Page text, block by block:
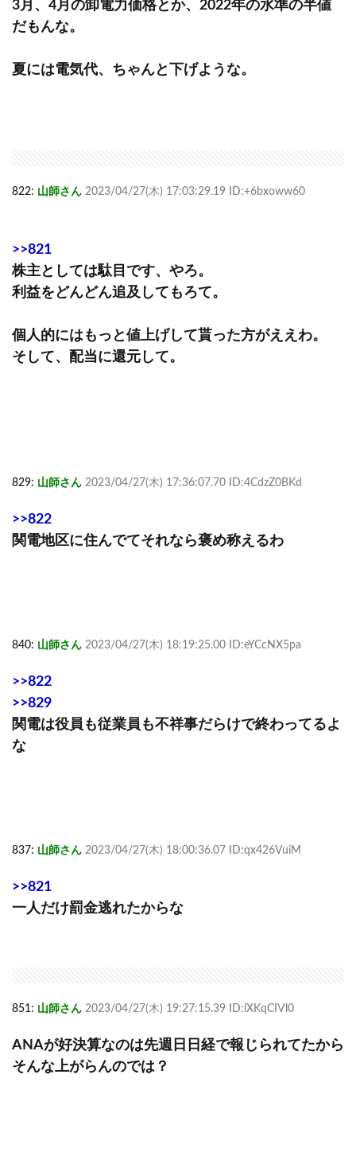
3月、4月の卸電力価格とか、2022年の水準の半値
だもんな。
夏には電気代、ちゃんと下げような。
822: 山師さん 2023/04/27(木) 17:03:29.19 ID:+6bxoww60
>>821
株主としては駄目です、やろ。
利益をどんどん追及してもろて。
個人的にはもっと値上げして貰った方がええわ。
そして、配当に還元して。
829: 山師さん 2023/04/27(木) 17:36:07.70 ID:4CdzZ0BKd
>>822
関電地区に住んでてそれなら褒め称えるわ
840: 山師さん 2023/04/27(木) 18:19:25.00 ID:eYCcNX5pa
>>822
>>829
関電は役員も従業員も不祥事だらけで終わってるよ
な
837: 山師さん 2023/04/27(木) 18:00:36.07 ID:qx426VuiM
>>821
一人だけ罰金逃れたからな
851: 山師さん 2023/04/27(木) 19:27:15.39 ID:lXKqCIVl0
ANAが好決算なのは先週日日経で報じられてたから
そんな上がらんのでは？